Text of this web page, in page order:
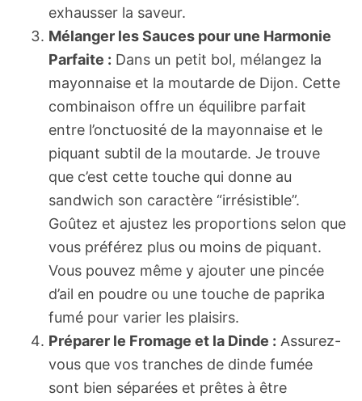
exhausser la saveur.
Mélanger les Sauces pour une Harmonie
Parfaite : Dans un petit bol, mélangez la
mayonnaise et la moutarde de Dijon. Cette
combinaison offre un équilibre parfait
entre l’onctuosité de la mayonnaise et le
piquant subtil de la moutarde. Je trouve
que c’est cette touche qui donne au
sandwich son caractère “irrésistible”.
Goûtez et ajustez les proportions selon que
vous préférez plus ou moins de piquant.
Vous pouvez même y ajouter une pincée
d’ail en poudre ou une touche de paprika
fumé pour varier les plaisirs.
Préparer le Fromage et la Dinde : Assurez-
vous que vos tranches de dinde fumée
sont bien séparées et prêtes à être